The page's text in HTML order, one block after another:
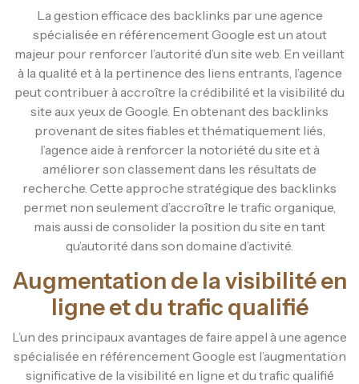
La gestion efficace des backlinks par une agence
spécialisée en référencement Google est un atout
majeur pour renforcer l’autorité d’un site web. En veillant
à la qualité et à la pertinence des liens entrants, l’agence
peut contribuer à accroître la crédibilité et la visibilité du
site aux yeux de Google. En obtenant des backlinks
provenant de sites fiables et thématiquement liés,
l’agence aide à renforcer la notoriété du site et à
améliorer son classement dans les résultats de
recherche. Cette approche stratégique des backlinks
permet non seulement d’accroître le trafic organique,
mais aussi de consolider la position du site en tant
qu’autorité dans son domaine d’activité.
Augmentation de la visibilité en
ligne et du trafic qualifié
L’un des principaux avantages de faire appel à une agence
spécialisée en référencement Google est l’augmentation
significative de la visibilité en ligne et du trafic qualifié